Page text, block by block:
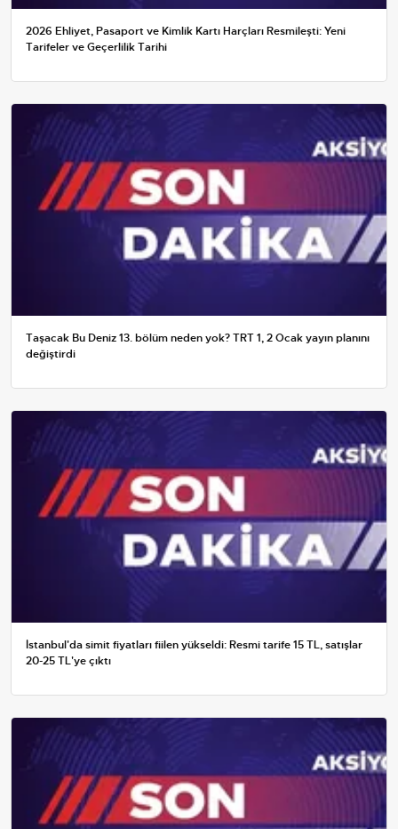
2026 Ehliyet, Pasaport ve Kimlik Kartı Harçları Resmileşti: Yeni
Tarifeler ve Geçerlilik Tarihi
Taşacak Bu Deniz 13. bölüm neden yok? TRT 1, 2 Ocak yayın planını
değiştirdi
İstanbul'da simit fiyatları fiilen yükseldi: Resmi tarife 15 TL, satışlar
20-25 TL'ye çıktı